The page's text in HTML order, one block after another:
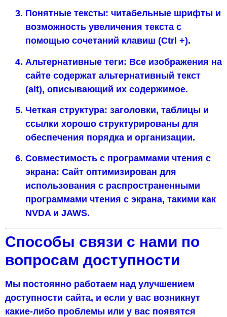
Понятные тексты: читабельные шрифты и
возможность увеличения текста с
помощью сочетаний клавиш (Ctrl +).
Альтернативные теги: Все изображения на
сайте содержат альтернативный текст
(alt), описывающий их содержимое.
Четкая структура: заголовки, таблицы и
ссылки хорошо структурированы для
обеспечения порядка и организации.
Совместимость с программами чтения с
экрана: Сайт оптимизирован для
использования с распространенными
программами чтения с экрана, такими как
NVDA и JAWS.
Способы связи с нами по
вопросам доступности
Мы постоянно работаем над улучшением
доступности сайта, и если у вас возникнут
какие-либо проблемы или у вас появятся